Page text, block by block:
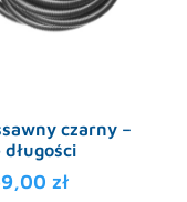
czarny –
długości
zł